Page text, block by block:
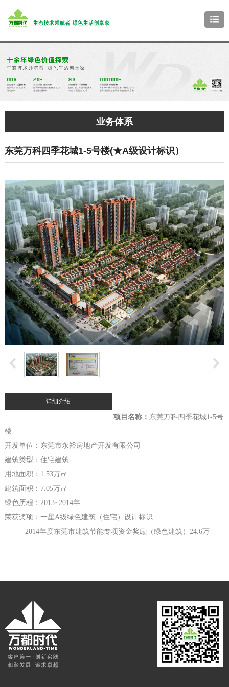
业务体系
东莞万科四季花城1-5号楼(★A级设计标识）
详细介绍
项目名称： 东莞万科四季花城1-5号
楼
开发单位：东莞市永裕房地产开发有限公司
建筑类型：住宅建筑
用地面积：1.53万㎡
建筑面积：7.05万㎡
绿色历程：2013~2014年
荣获奖项：一星A级绿色建筑（住宅）设计标识
2014年度东莞市建筑节能专项资金奖励（绿色建筑）24.6万